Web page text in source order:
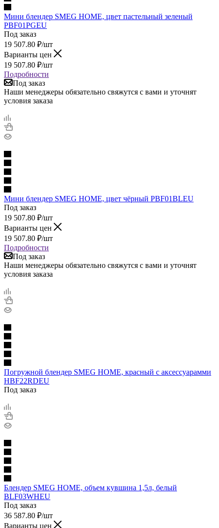
Мини блендер SMEG HOME, цвет пастельный зеленый
PBF01PGEU
Под заказ
19 507.80 ₽/шт
Варианты цен
19 507.80 ₽/шт
Подробности
Под заказ
Наши менеджеры обязательно свяжутся с вами и уточнят
условия заказа
Мини блендер SMEG HOME, цвет чёрный PBF01BLEU
Под заказ
19 507.80 ₽/шт
Варианты цен
19 507.80 ₽/шт
Подробности
Под заказ
Наши менеджеры обязательно свяжутся с вами и уточнят
условия заказа
Погружной блендер SMEG HOME, красный с аксессуарамми
HBF22RDEU
Под заказ
Блендер SMEG HOME, объем кувшина 1,5л, белый
BLF03WHEU
Под заказ
36 587.80 ₽/шт
Варианты цен